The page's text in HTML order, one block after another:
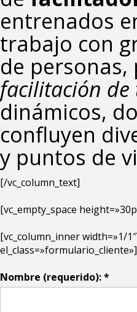
entrenados
trabajo con
de personas,
facilitación de
dinámicos,
confluyen
y puntos de
[/vc_column_text]
[vc_empty_space
[vc_column_inner width=»1/1″
Nombre (requerido):*